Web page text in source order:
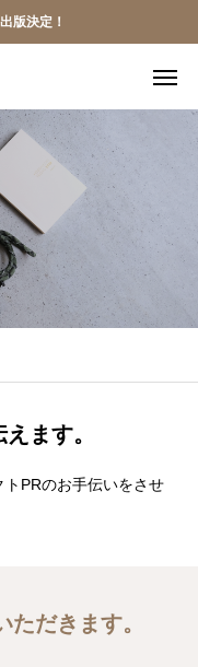
版決定！
ます。
PRのお手伝いをさせ
だきます。
YouTube
Bizque
お仕事依頼